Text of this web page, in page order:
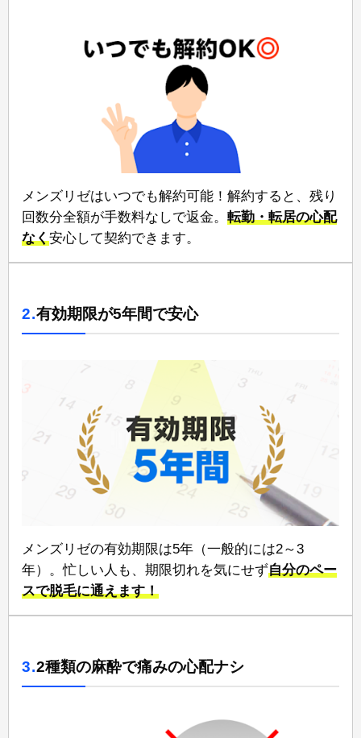
メンズリゼは⁠いつでも解約可能！⁠解約すると、残り
回数分全額が手数料なしで返金。 ⁠転勤・転居の心配
なく⁠安心して契約できます。
2.有効期限が5年間で安心
メンズリゼの有効期限は5年⁠（一般的には2～3
年）。忙しい人も、期限切れを気にせず自分のペー
スで脱毛に通えます！
3.2種類の麻酔で痛みの心配ナシ